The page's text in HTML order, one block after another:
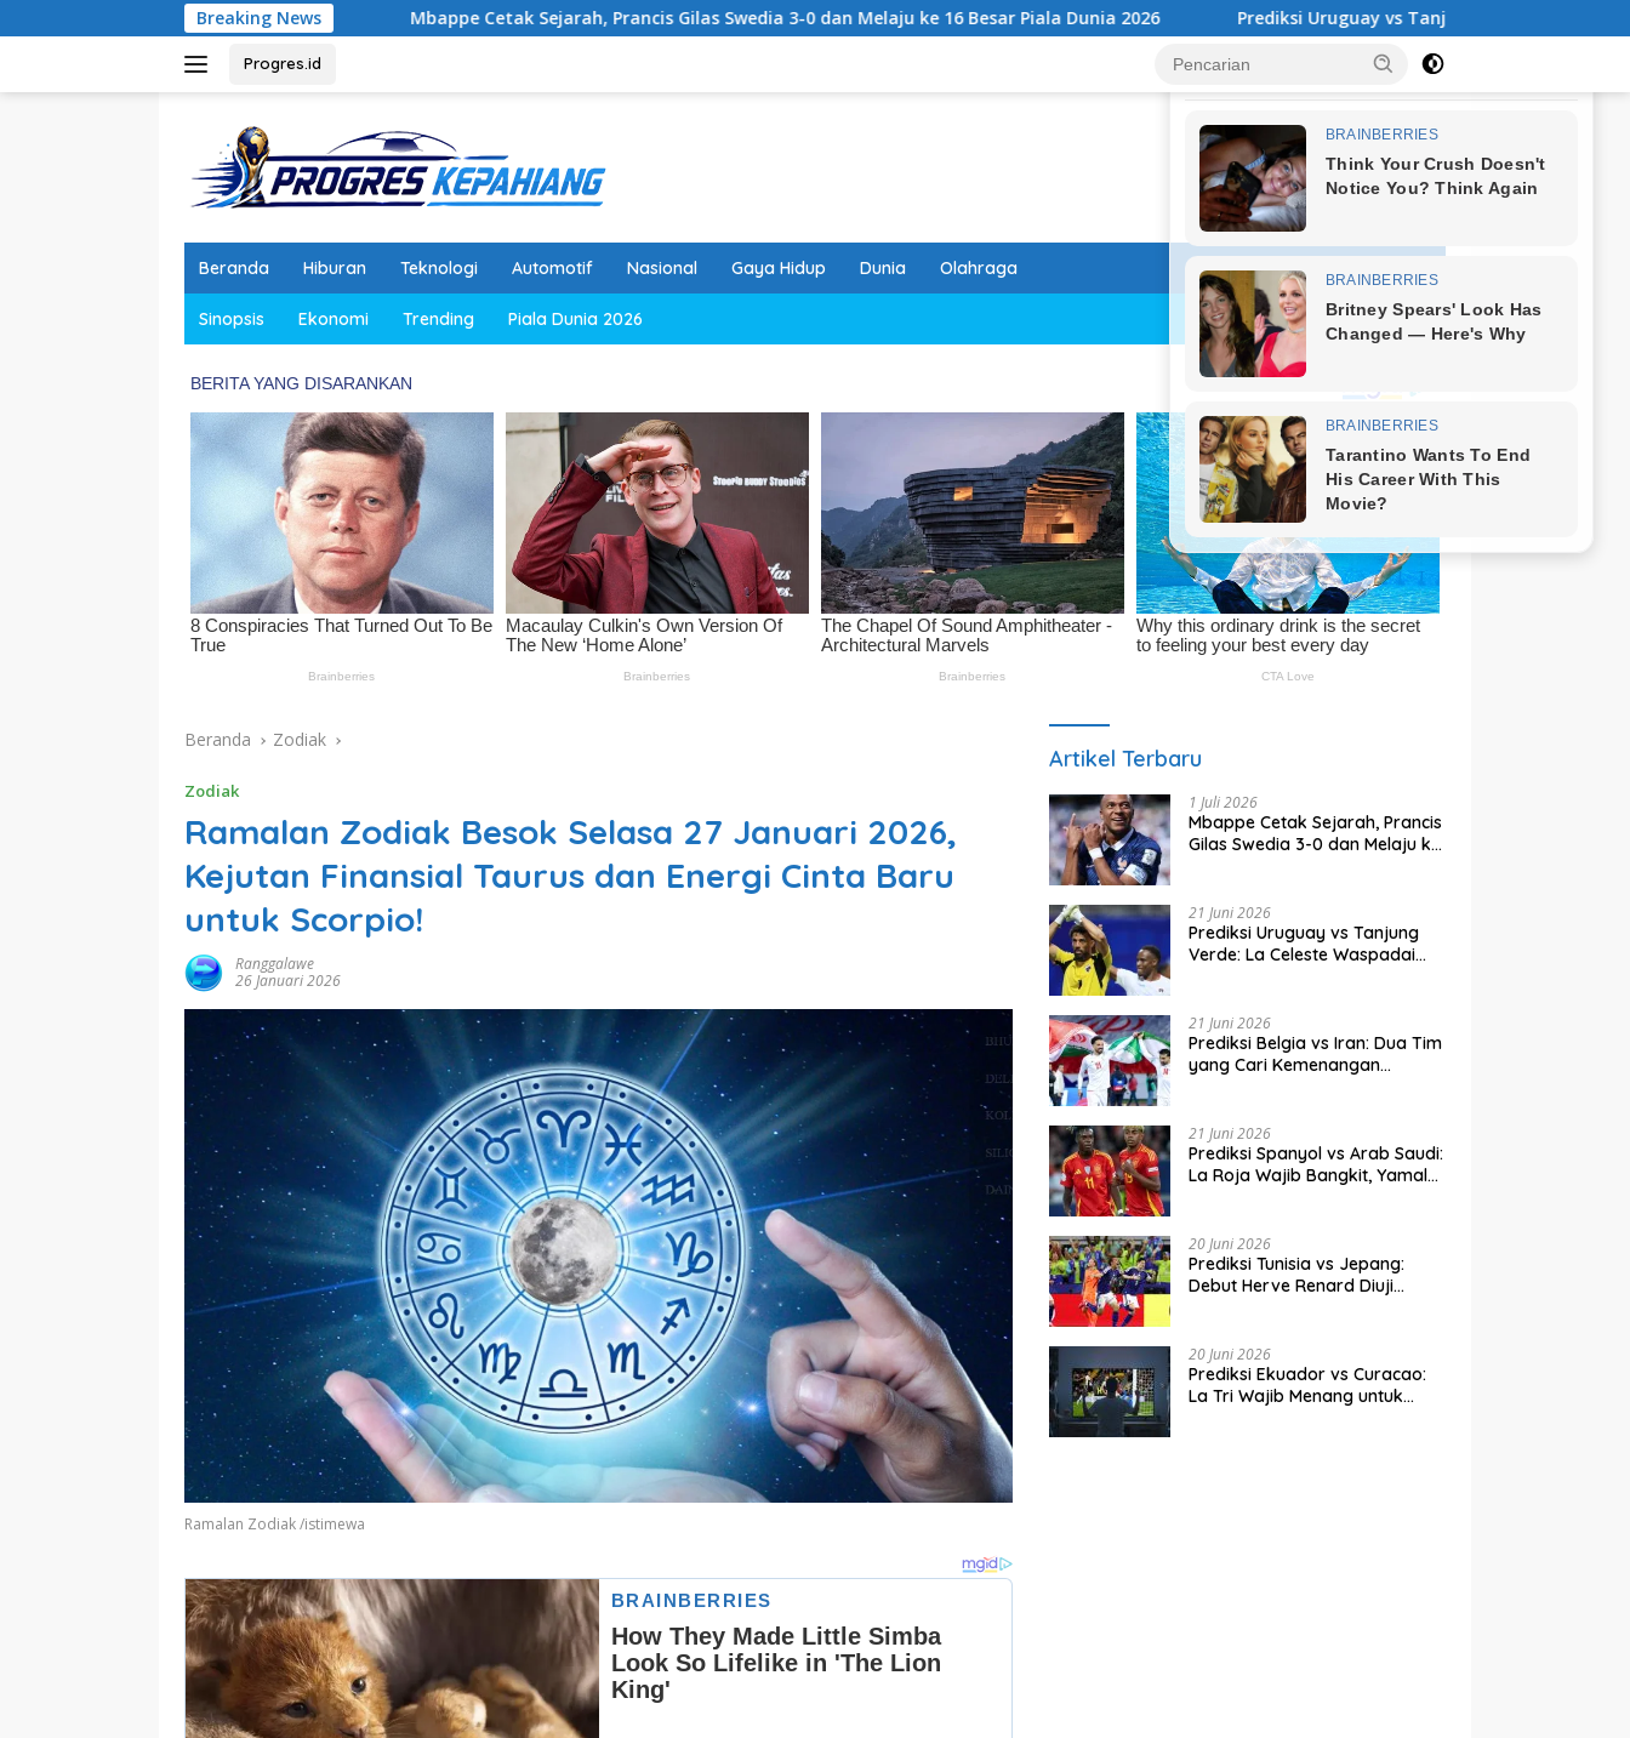
ke
Breaking News
Mbappe Cetak Sejarah, Prancis Gilas Swedia 3-0 dan Melaju ke 16 Besar Piala Dunia 2026 Prediksi Uruguay vs Tanjung Verde: La Celeste Waspadai Tim
Progres.id
Beranda Hiburan Teknologi Automotif Nasional Gaya Hidup Dunia Olahraga
Sinopsis Ekonomi Trending Piala Dunia 2026
Beranda Zodiak
Zodiak
Ramalan Zodiak Besok Selasa 27 Januari 2026,
Kejutan Finansial Taurus dan Energi Cinta Baru
untuk Scorpio!
Ranggalawe
26 Januari 2026
Ramalan Zodiak /istimewa
Artikel Terbaru
1 Juli 2026
Mbappe Cetak Sejarah, Prancis
Gilas Swedia 3-0 dan Melaju ke
21 Juni 2026
Prediksi Uruguay vs Tanjung
Verde: La Celeste Waspadai
21 Juni 2026
Prediksi Belgia vs Iran: Dua Tim
yang Cari Kemenangan
21 Juni 2026
Prediksi Spanyol vs Arab Saudi:
La Roja Wajib Bangkit, Yamal
20 Juni 2026
Prediksi Tunisia vs Jepang:
Debut Herve Renard Diuji
20 Juni 2026
Prediksi Ekuador vs Curacao:
La Tri Wajib Menang untuk